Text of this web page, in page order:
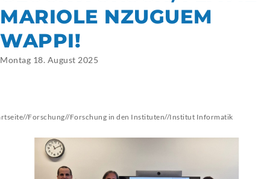
MARIOLE NZUGUEM
WAPPI!
Montag 18. August 2025
//Forschung//Forschung in den Instituten//Institut Informatik